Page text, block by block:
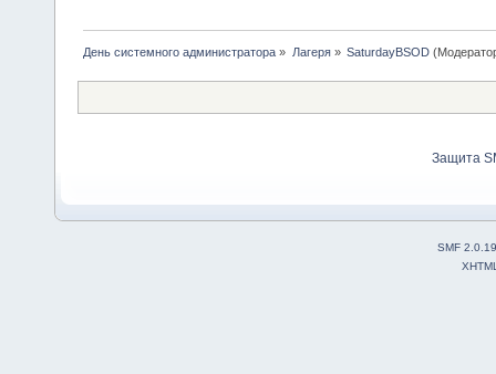
День системного администратора » Лагеря» SaturdayBSOD
Защита
SMF 2.0.19